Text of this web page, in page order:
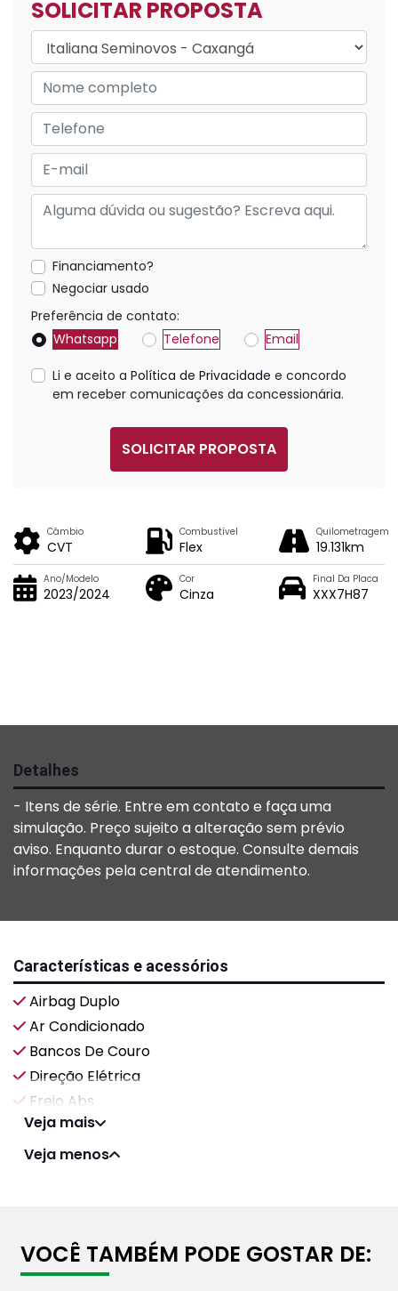
SOLICITAR PROPOSTA
Financiamento?
Negociar usado
Preferência de contato:
Whatsapp
Telefone Email
Li e aceito a Política de Privacidade e concordo
em receber comunicações da concessionária.
SOLICITAR PROPOSTA
Câmbio
CVT
Combustível
Flex
Quilometragem
19.131km
Ano/Modelo
2023/2024
Cor
Cinza
Final Da Placa
XXX7H87
Detalhes
- Itens de série. Entre em contato e faça uma
simulação. Preço sujeito a alteração sem prévio
aviso. Enquanto durar o estoque. Consulte demais
informações pela central de atendimento.
Características e acessórios
Airbag Duplo
Ar Condicionado
Bancos De Couro
Direção Elétrica
Freio Abs
Veja mais
Veja menos
VOCÊ TAMBÉM PODE GOSTAR DE: